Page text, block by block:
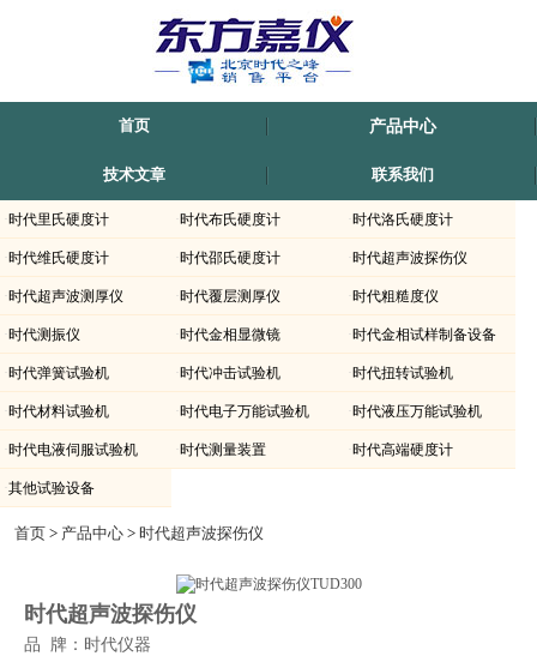
首页 产品中心
技术文章 联系我们
·时代里氏硬度计 ·时代布氏硬度计 ·时代洛氏硬度计
·时代维氏硬度计 ·时代邵氏硬度计 ·时代超声波探伤仪
·时代超声波测厚仪 ·时代覆层测厚仪 ·时代粗糙度仪
·时代测振仪 ·时代金相显微镜 ·时代金相试样制备设备
·时代弹簧试验机 ·时代冲击试验机 ·时代扭转试验机
·时代材料试验机 ·时代电子万能试验机 ·时代液压万能试验机
·时代电液伺服试验机 ·时代测量装置 ·时代高端硬度计
·其他试验设备
理商北京亦庄开发区-天津滨海开发区-秦皇岛经济开发区-太原经济开发区-呼和浩特
滨经济开发区-虹桥经济开发区-北京时代集团厂家官方网站漕河泾开发区-连云港开发
区-南通开发区-青岛-深圳-杭州-淮安-连云港-西安开发区-兰州开发区-西宁开发区-银
川开发区-乌鲁木齐开发区-石河子开发区-昆山--湛江-萧山-北京时代官网辽宁-淄博-宁
夏-绵阳-云南-朝阳-陕西-邯郸-邢台-保定-张家口-承德-廊坊-呼和浩特-包头-鞍山-大庆-
首页 > 产品中心 > 时代超声波探伤仪
时代超声波探伤仪
品 牌：时代仪器